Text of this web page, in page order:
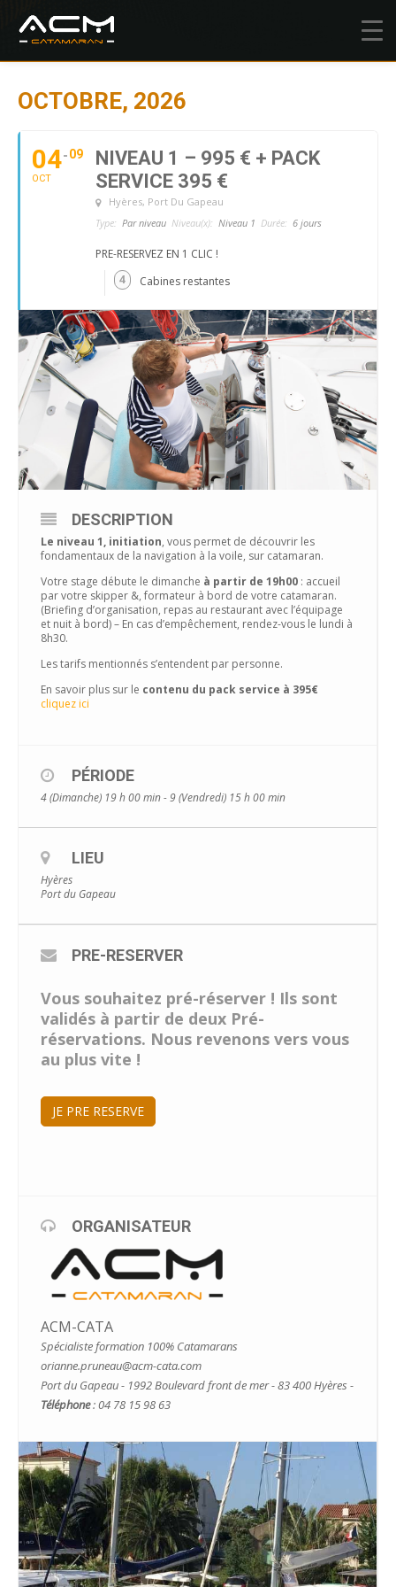
OCTOBRE, 2026
04
OCT
09
NIVEAU 1 – 995 € + PACK
SERVICE 395 €
Hyères, Port Du Gapeau
Type: Par niveau Niveau(x): Niveau 1 Durée: 6 jours
PRE-RESERVEZ EN 1 CLIC !
4 Cabines restantes
DESCRIPTION
Le niveau 1, initiation, vous permet de découvrir les
fondamentaux de la navigation à la voile, sur catamaran.
Votre stage débute le dimanche à partir de 19h00 : accueil
par votre skipper &, formateur à bord de votre catamaran.
(Briefing d’organisation, repas au restaurant avec l’équipage
et nuit à bord) – En cas d’empêchement, rendez-vous le lundi à
8h30.
Les tarifs mentionnés s’entendent par personne.
En savoir plus sur le contenu du pack service à 395€
cliquez ici
PÉRIODE
4 (Dimanche) 19 h 00 min - 9 (Vendredi) 15 h 00 min
LIEU
Hyères
Port du Gapeau
PRE-RESERVER
Vous souhaitez pré-réserver ! Ils sont
validés à partir de deux Pré-
réservations. Nous revenons vers vous
au plus vite !
JE PRE RESERVE
ORGANISATEUR
ACM-CATA
Spécialiste formation 100% Catamarans
orianne.pruneau@acm-cata.com
Port du Gapeau - 1992 Boulevard front de mer - 83 400 Hyères -
Téléphone: 04 78 15 98 63